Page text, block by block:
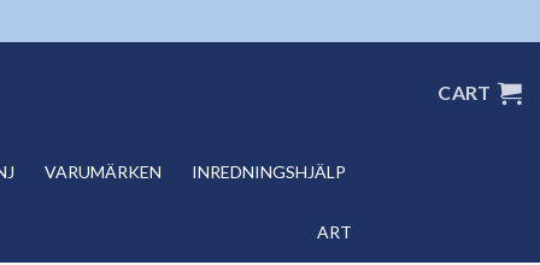
CART
VARUMÄRKEN INREDNINGSHJÄLP
ART